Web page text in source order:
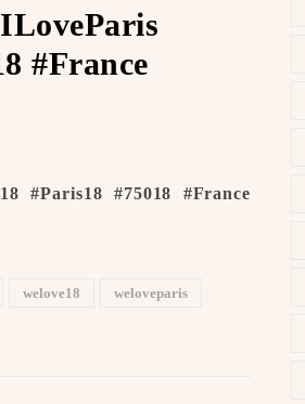
#France
#Paris18 #75018 #France
welove18 weloveparis